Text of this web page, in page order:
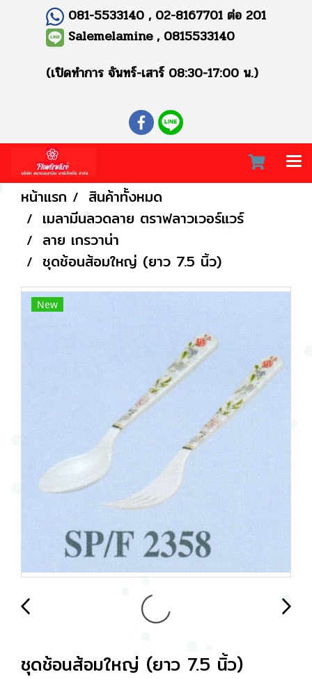
081-5533140 , 02-8167701 ต่อ 201
Salemelamine , 0815533140
(เปิดทำการ จันทร์-เสาร์ 08:30-17:00 น.)
หน้าแรก
สินค้าทั้งหมด
เมลามีนลวดลาย ตราฟลาวเวอร์แวร์
ลาย เกรวาน่า
ชุดช้อนส้อมใหญ่ (ยาว 7.5 นิ้ว)
New
ชุดช้อนส้อมใหญ่ (ยาว 7.5 นิ้ว)